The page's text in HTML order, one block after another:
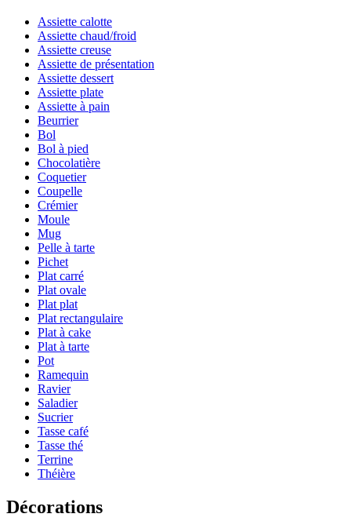
Assiette calotte
Assiette chaud/froid
Assiette creuse
Assiette de présentation
Assiette dessert
Assiette plate
Assiette à pain
Beurrier
Bol
Bol à pied
Chocolatière
Coquetier
Coupelle
Crémier
Moule
Mug
Pelle à tarte
Pichet
Plat carré
Plat ovale
Plat plat
Plat rectangulaire
Plat à cake
Plat à tarte
Pot
Ramequin
Ravier
Saladier
Sucrier
Tasse café
Tasse thé
Terrine
Théière
Décorations